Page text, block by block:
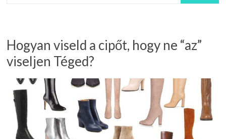
Hogyan viseld a cipőt, hogy ne “az”
viseljen Téged?